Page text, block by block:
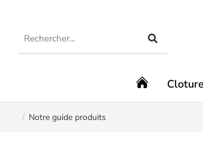
Cloture
Vous êtes ici :
Notre guide produits